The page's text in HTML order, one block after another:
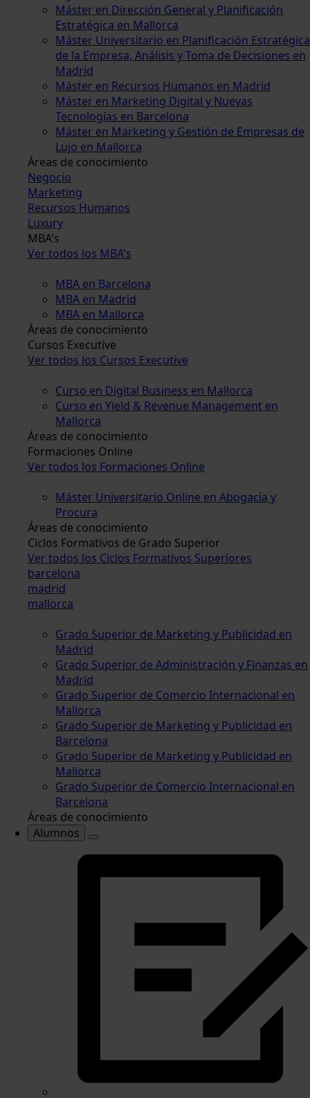
Máster en Dirección General y Planificación
Estratégica en Mallorca
Máster Universitario en Planificación Estratégica
de la Empresa, Análisis y Toma de Decisiones en
Madrid
Máster en Recursos Humanos en Madrid
Máster en Marketing Digital y Nuevas
Tecnologías en Barcelona
Máster en Marketing y Gestión de Empresas de
Lujo en Mallorca
Áreas de conocimiento
Negocio
Marketing
Recursos Humanos
Luxury
MBA's
Ver todos los MBA's
MBA en Barcelona
MBA en Madrid
MBA en Mallorca
Áreas de conocimiento
Cursos Executive
Ver todos los Cursos Executive
Curso en Digital Business en Mallorca
Curso en Yield & Revenue Management en
Mallorca
Áreas de conocimiento
Formaciones Online
Ver todos los Formaciones Online
Máster Universitario Online en Abogacía y
Procura
Áreas de conocimiento
Ciclos Formativos de Grado Superior
Ver todos los Ciclos Formativos Superiores
barcelona
madrid
mallorca
Grado Superior de Marketing y Publicidad en
Madrid
Grado Superior de Administración y Finanzas en
Madrid
Grado Superior de Comercio Internacional en
Mallorca
Grado Superior de Marketing y Publicidad en
Barcelona
Grado Superior de Marketing y Publicidad en
Mallorca
Grado Superior de Comercio Internacional en
Barcelona
Áreas de conocimiento
Alumnos